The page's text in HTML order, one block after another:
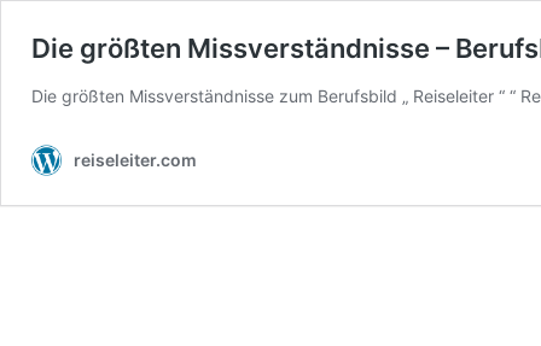
Die größten Missverständnisse –
Die größten Missverständnisse zum Berufsbild „ Reiseleiter “ “
reiseleiter.com